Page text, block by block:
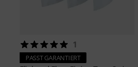
1
PASST GARANTIERT